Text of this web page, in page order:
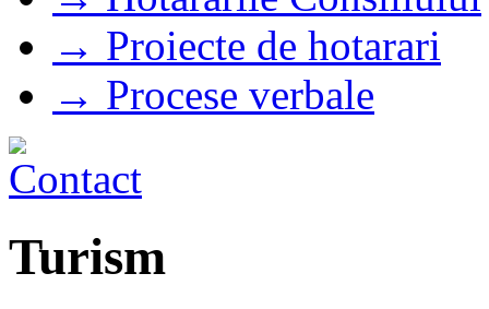
→ Proiecte de hotarari
→ Procese verbale
Turism